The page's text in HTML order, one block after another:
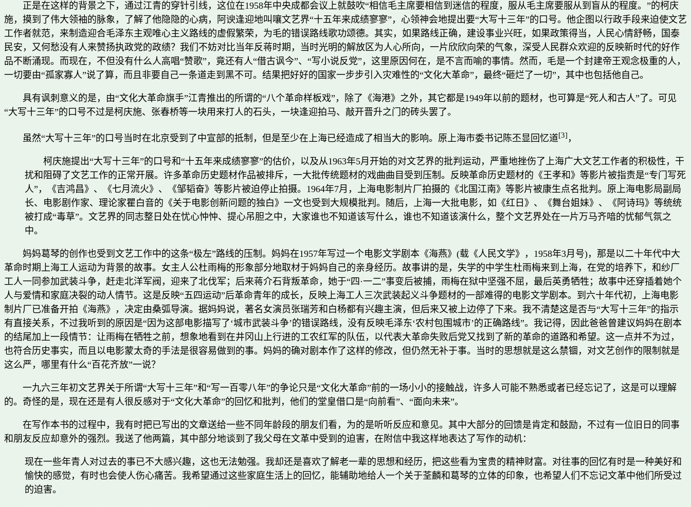
正是在这样的背景之下，通过江青的穿针引线，这位在1958年中央成都会议上就鼓吹“相信毛主席要相信到迷信的程度，服从毛主席要服从到盲从的程度。”的柯庆
施，摸到了伟大领袖的脉象，了解了他隐隐的心病，阿谀逢迎地叫嚷文艺界“十五年来成绩寥寥”，心领神会地提出要“大写十三年”的口号。他企图以行政手段来迫使文艺
工作者就范，来制造迎合毛泽东主观唯心主义路线的虚假繁荣，为毛的错误路线歌功颂德。其实，如果路线正确，建设事业兴旺，如果政策得当，人民心情舒畅，国泰
民安，又何愁没有人来赞扬执政党的政绩？我们不妨对比当年反蒋时期，当时光明的解放区为人心所向，一片欣欣向荣的气象，深受人民群众欢迎的反映新时代的好作
品不断涌现。而现在，不但没有什么人高唱“赞歌”，竟还有人“借古讽今”、“写小说反党”，这里原因何在，是不言而喻的事情。然而，毛是一个封建帝王观念极重的人，
一切要由“孤家寡人”说了算，而且非要自己一条道走到黑不可。结果把好好的国家一步步引入灾难性的“文化大革命”，最终“砸烂了一切”，其中也包括他自己。
具有讽刺意义的是，由“文化大革命旗手”江青推出的所谓的“八个革命样板戏”，除了《海港》之外，其它都是1949年以前的题材，也可算是“死人和古人”了。可见
“大写十三年”的口号不过是柯庆施、张春桥等一块用来打人的石头，一块逢迎拍马、敲开晋升之门的砖头罢了。
虽然“大写十三年”的口号当时在北京受到了中宣部的抵制，但是至少在上海已经造成了相当大的影响。原上海市委书记陈丕显回忆道[3] ，
柯庆施提出“大写十三年”的口号和“十五年来成绩寥寥”的估价，以及从1963年5月开始的对文艺界的批判运动，严重地挫伤了上海广大文艺工作者的积极性，干
扰和阻碍了文艺工作的正常开展。许多革命历史题材作品被排斥，一大批传统题材的戏曲曲目受到压制。反映革命历史题材的《王孝和》等影片被指责是“专门写死
人”，《吉鸿昌》、《七月流火》、《邹韬奋》等影片被迫停止拍摄。1964年7月，上海电影制片厂拍摄的《北国江南》等影片被康生点名批判。原上海电影局副局
长、电影剧作家、理论家瞿白音的《关于电影创新问题的独白》一文也受到大规模批判。随后，上海一大批电影，如《红日》、《舞台姐妹》、《阿诗玛》等统统
被打成“毒草”。文艺界的同志整日处在忧心忡忡、提心吊胆之中，大家谁也不知道该写什么，谁也不知道该演什么，整个文艺界处在一片万马齐喑的忧郁气氛之
中。
妈妈葛琴的创作也受到文艺工作中的这条“极左”路线的压制。妈妈在1957年写过一个电影文学剧本《海燕》(载《人民文学》，1958年3月号)，那是以二十年代中大
革命时期上海工人运动为背景的故事。女主人公杜雨梅的形象部分地取材于妈妈自己的亲身经历。故事讲的是，失学的中学生杜雨梅来到上海，在党的培养下，和纱厂
工人一同参加武装斗争，赶走北洋军阀，迎来了北伐军；后来蒋介石背叛革命，她于“四·一二”事变后被捕，雨梅在狱中坚强不屈，最后英勇牺牲；故事中还穿插着她个
人与爱情和家庭决裂的动人情节。这是反映“五四运动”后革命青年的成长，反映上海工人三次武装起义斗争题材的一部难得的电影文学剧本。到六十年代初，上海电影
制片厂已准备开拍《海燕》，决定由桑弧导演。据妈妈说，著名女演员张瑞芳和白杨都有兴趣主演，但后来又被上边停了下来。我不清楚这是否与“大写十三年”的指示
有直接关系，不过我听到的原因是“因为这部电影描写了‘城市武装斗争’的错误路线，没有反映毛泽东‘农村包围城市’的正确路线”。我记得，因此爸爸曾建议妈妈在剧本
的结尾加上一段情节：让雨梅在牺牲之前，想象地看到在井冈山上行进的工农红军的队伍，以代表大革命失败后党又找到了新的革命的道路和希望。这一点并不为过，
也符合历史事实，而且以电影蒙太奇的手法是很容易做到的事。妈妈的确对剧本作了这样的修改，但仍然无补于事。当时的思想就是这么禁锢，对文艺创作的限制就是
这么严，哪里有什么“百花齐放”一说？
一九六三年初文艺界关于所谓“大写十三年”和“写一百零八年”的争论只是“文化大革命”前的一场小小的接触战，许多人可能不熟悉或者已经忘记了，这是可以理解
的。奇怪的是，现在还是有人很反感对于“文化大革命”的回忆和批判，他们的堂皇借口是“向前看”、“面向未来”。
在写作本书的过程中，我有时把已写出的文章送给一些不同年龄段的朋友们看，为的是听听反应和意见。其中大部分的回馈是肯定和鼓励，不过有一位旧日的同事
和朋友反应却意外的强烈。我送了他两篇，其中部分地谈到了我父母在文革中受到的迫害，在附信中我这样地表达了写作的动机：
现在一些年青人对过去的事已不大感兴趣，这也无法勉强。我却还是喜欢了解老一辈的思想和经历，把这些看为宝贵的精神财富。对往事的回忆有时是一种美好和
愉快的感觉，有时也会使人伤心痛苦。我希望通过这些家庭生活上的回忆，能辅助地给人一个关于荃麟和葛琴的立体的印象，也希望人们不忘记文革中他们所受过
的迫害。